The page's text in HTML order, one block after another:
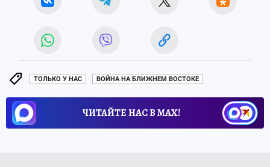
ТОЛЬКО У НАС ВОЙНА НА БЛИЖНЕМ ВОСТОКЕ
ЧИТАЙТЕ НАС В МАХ!